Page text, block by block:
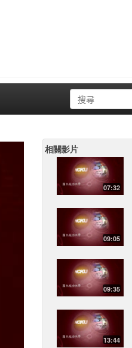
相關影片
07:32
09:05
09:35
13:44